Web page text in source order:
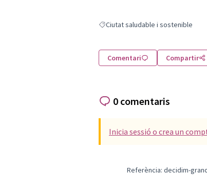
Resultats en filtrar per: Ciutat
Ciutat saludable i sostenible
Comentari Compartir
0 comentaris
Inicia sessió o crea un
Referència: decidim-